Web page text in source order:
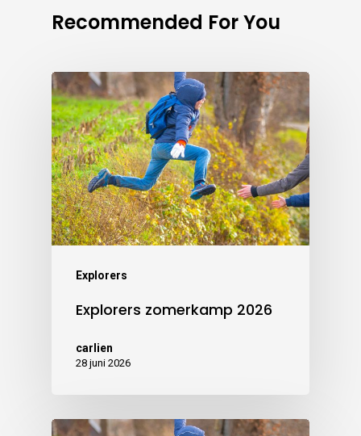
Recommended For You
Explorers
Explorers zomerkamp 2026
carlien
28 juni 2026